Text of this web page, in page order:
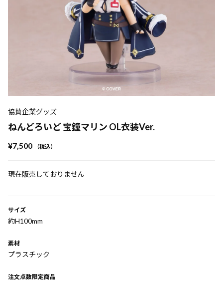
協賛企業グッズ
ねんどろいど 宝鐘マリン OL衣装Ver.
¥7,500 （税込）
現在販売しておりません
サイズ
約H100mm
素材
プラスチック
注文点数限定商品